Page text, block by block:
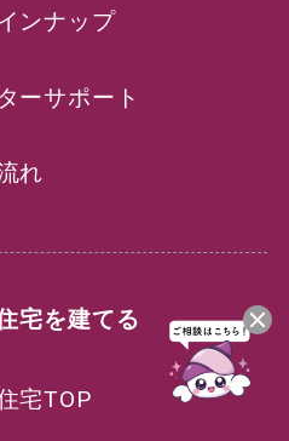
ンナップ
ーサポート
れ
宅を建てる
宅TOP